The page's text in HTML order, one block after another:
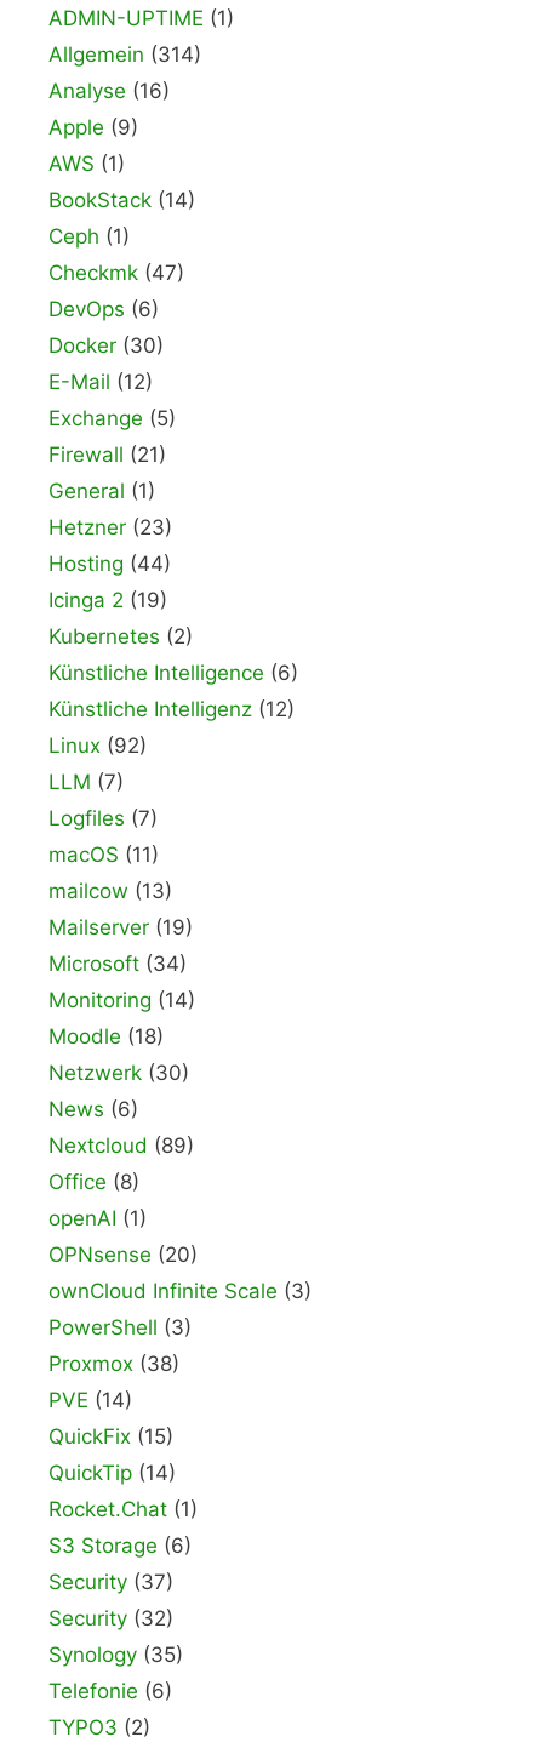
ADMIN-UPTIME (1)
Allgemein (314)
Analyse (16)
Apple (9)
AWS (1)
BookStack (14)
Ceph (1)
Checkmk (47)
DevOps (6)
Docker (30)
E-Mail (12)
Exchange (5)
Firewall (21)
General (1)
Hetzner (23)
Hosting (44)
Icinga 2 (19)
Kubernetes (2)
Künstliche Intelligence (6)
Künstliche Intelligenz (12)
Linux (92)
LLM (7)
Logfiles (7)
macOS (11)
mailcow (13)
Mailserver (19)
Microsoft (34)
Monitoring (14)
Moodle (18)
Netzwerk (30)
News (6)
Nextcloud (89)
Office (8)
openAI (1)
OPNsense (20)
ownCloud Infinite Scale (3)
PowerShell (3)
Proxmox (38)
PVE (14)
QuickFix (15)
QuickTip (14)
Rocket.Chat (1)
S3 Storage (6)
Security (37)
Security (32)
Synology (35)
Telefonie (6)
TYPO3 (2)